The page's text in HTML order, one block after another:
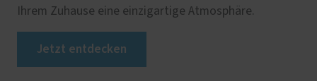
Ihrem Zuhause eine einzigartige Atmosphäre.
Jetzt entdecken